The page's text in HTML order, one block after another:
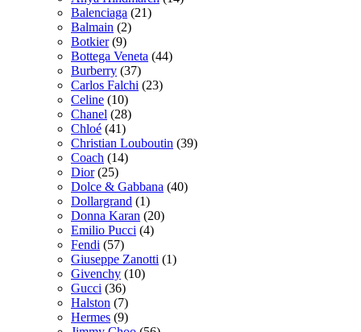
Balenciaga (21)
Balmain (2)
Botkier(9)
Bottega Veneta (44)
Burberry (37)
Carlos Falchi (23)
Celine (10)
Chanel (28)
Chloé (41)
Christian Louboutin (39)
Coach (14)
Dior(25)
Dolce & Gabbana (40)
Dollargrand (1)
Donna Karan (20)
Emilio Pucci (4)
Fendi (57)
Giuseppe Zanotti (1)
Givenchy (10)
Gucci (36)
Halston (7)
Hermes (9)